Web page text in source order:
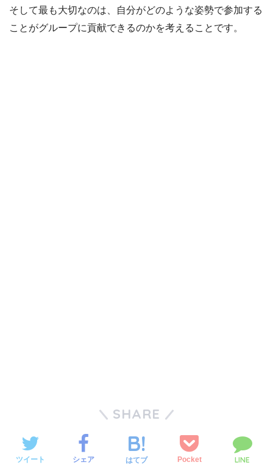
そして最も大切なのは、自分がどのような姿勢で参加する
ことがグループに貢献できるのかを考えることです。
SHARE
ツイート シェア はてブ Pocket LINE